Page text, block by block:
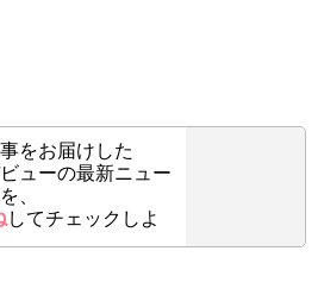
をお届けした
ューの最新ニュー
、
してチェックしよ